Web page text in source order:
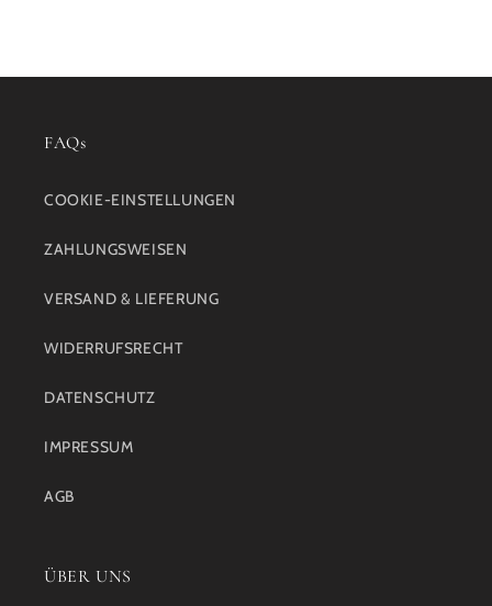
FAQs
COOKIE-EINSTELLUNGEN
ZAHLUNGSWEISEN
VERSAND & LIEFERUNG
WIDERRUFSRECHT
DATENSCHUTZ
IMPRESSUM
AGB
ÜBER UNS